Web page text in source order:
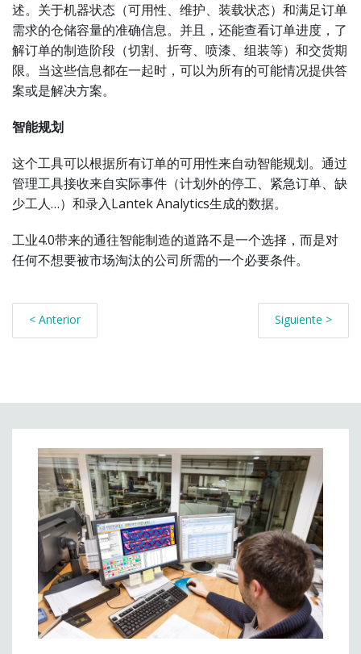
述。关于机器状态（可用性、维护、装载状态）和满足订单
需求的仓储容量的准确信息。并且，还能查看订单进度，了
解订单的制造阶段（切割、折弯、喷漆、组装等）和交货期
限。当这些信息都在一起时，可以为所有的可能情况提供答
案或是解决方案。
智能规划
这个工具可以根据所有订单的可用性来自动智能规划。通过
管理工具接收来自实际事件（计划外的停工、紧急订单、缺
少工人…）和录入Lantek Analytics生成的数据。
工业4.0带来的通往智能制造的道路不是一个选择，而是对
任何不想要被市场淘汰的公司所需的一个必要条件。
< Anterior Siguiente >